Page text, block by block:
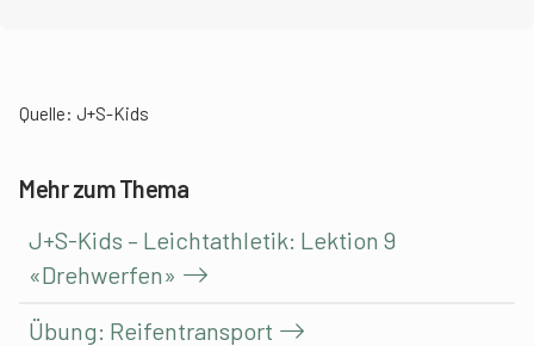
Quelle: J+S-Kids
Mehr zum Thema
J+S-Kids – Leichtathletik: Lektion 9
«Drehwerfen»
Übung: Reifentransport